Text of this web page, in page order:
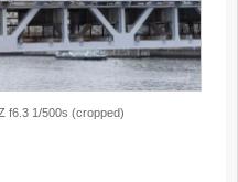
f6.3 1/500s (cropped)